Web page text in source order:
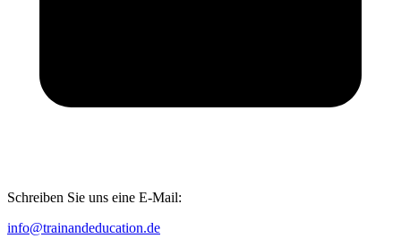
Schreiben Sie uns eine E-Mail:
info@trainandeducation.de